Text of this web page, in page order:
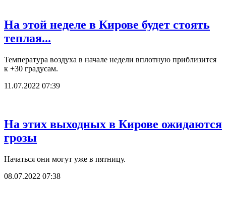
На этой неделе в Кирове будет стоять
теплая...
Температура воздуха в начале недели вплотную приблизится
к +30 градусам.
11.07.2022 07:39
На этих выходных в Кирове ожидаются
грозы
Начаться они могут уже в пятницу.
08.07.2022 07:38